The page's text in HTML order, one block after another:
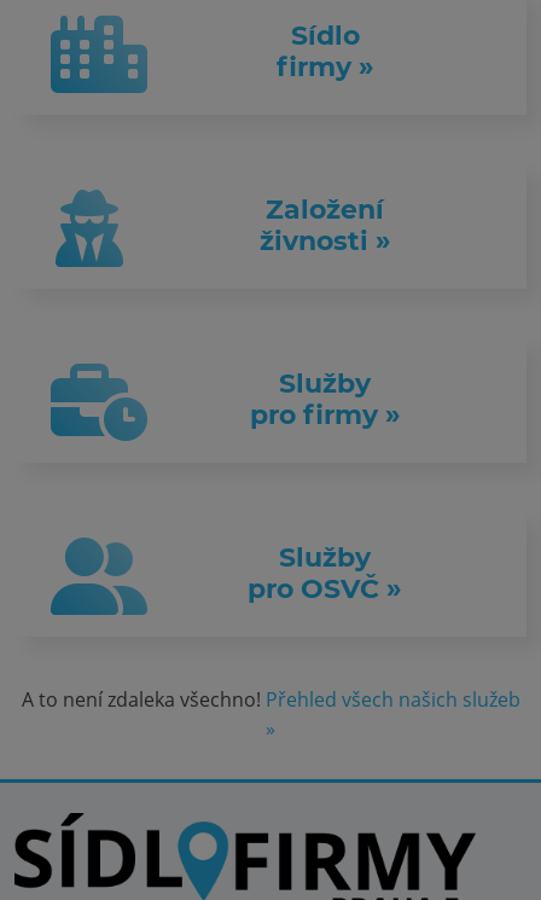
Sídlo
firmy »
Založení
živnosti »
Služby
pro firmy »
Služby
pro OSVČ »
A to není zdaleka všechno! Přehled všech našich služeb
»